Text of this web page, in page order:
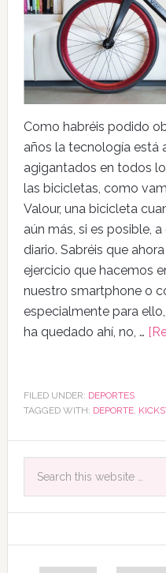
Como habréis podido
años la tecnología está
agigantados en todos
las bicicletas, como
Valour, una bicicleta
aún más, si es posible,
diario. Sabréis que
ejercicio que hacemos
nuestro smartphone o
especialmente para
ha quedado ahí, no, …
FILED UNDER: DEPORTES
TAGGED WITH: DEPORTE,